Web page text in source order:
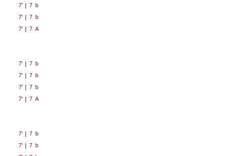
7'| 7 b
7'| 7 b
7'| 7 A
7'| 7 b
7'| 7 b
7'| 7 b
7'| 7 A
7'| 7 b
7'| 7 b